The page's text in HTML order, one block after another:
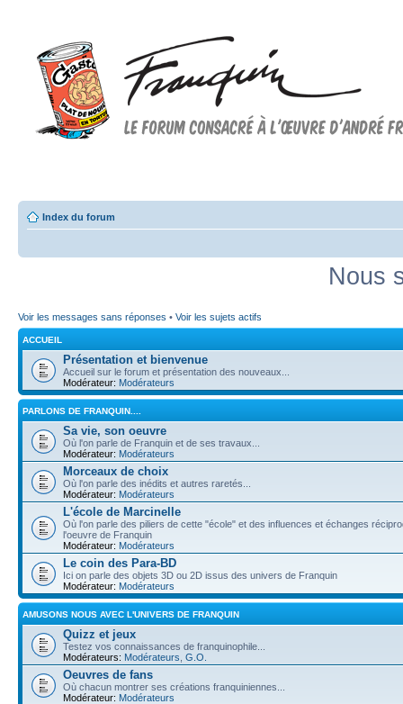
Index du forum
Nous
Voir les messages sans réponses • Voir les sujets actifs
ACCUEIL
Présentation et bienvenue
Accueil sur le forum et présentation des nouveaux...
Modérateur: Modérateurs
PARLONS DE FRANQUIN....
Sa vie, son oeuvre
Où l'on parle de Franquin et de ses travaux...
Modérateur: Modérateurs
Morceaux de choix
Où l'on parle des inédits et autres raretés...
Modérateur: Modérateurs
L'école de Marcinelle
Où l'on parle des piliers de cette "école" et des influences et échanges
l'oeuvre de Franquin
Modérateur: Modérateurs
Le coin des Para-BD
Ici on parle des objets 3D ou 2D issus des univers de Franquin
Modérateur: Modérateurs
AMUSONS NOUS AVEC L'UNIVERS DE FRANQUIN
Quizz et jeux
Testez vos connaissances de franquinophile...
Modérateurs: Modérateurs G.O.
Oeuvres de fans
Où chacun montrer ses créations franquiniennes...
Modérateur: Modérateurs